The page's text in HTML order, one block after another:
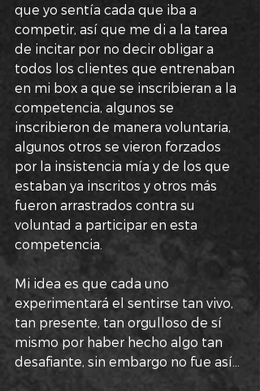
que yo sentía cada que iba a
competir, así que me di a la tarea
de incitar por no decir obligar a
todos los clientes que entrenaban
en mi box a que se inscribieran a la
competencia, algunos se
inscribieron de manera voluntaria,
algunos otros se vieron forzados
por la insistencia mía y de los que
estaban ya inscritos y otros más
fueron arrastrados contra su
voluntad a participar en esta
competencia.
Mi idea es que cada uno
experimentará el sentirse tan vivo,
tan presente, tan orgulloso de sí
mismo por haber hecho algo tan
desafiante, sin embargo no fue así…